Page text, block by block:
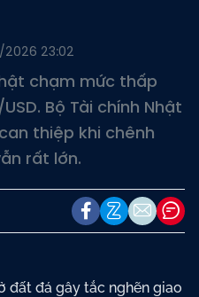
23:02
chạm mức thấp
Bộ Tài chính Nhật
thiệp khi chênh
rất lớn.
đất đá gây tắc nghẽn giao